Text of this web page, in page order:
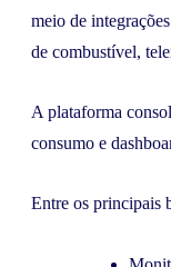
meio de
de combustível,
A plataforma
consumo e
Entre os principais